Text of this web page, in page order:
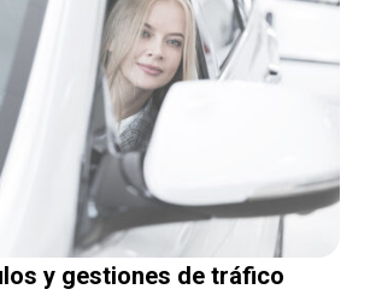
y gestiones de tráfico